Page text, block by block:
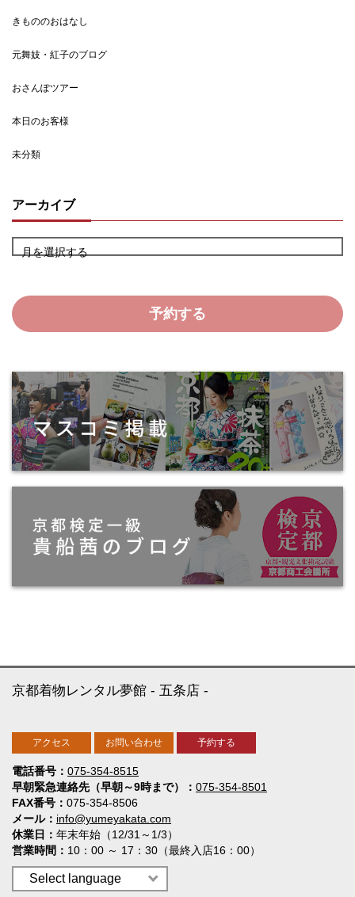
きもののおはなし
元舞妓・紅子のブログ
おさんぽツアー
本日のお客様
未分類
アーカイブ
月を選択する
予約する
電話番号
075-354-8515
早朝緊急連絡先（早朝～9時まで）
075-354-8501
FAX番号
075-354-8506
メール
info@yumeyakata.com
休業日
年末年始（12/31～1/3）
営業時間
10：00 ～ 17：30（最終入店16：00）
京都着物レンタル夢館 五条店
アクセス お問い合わせ 予約する